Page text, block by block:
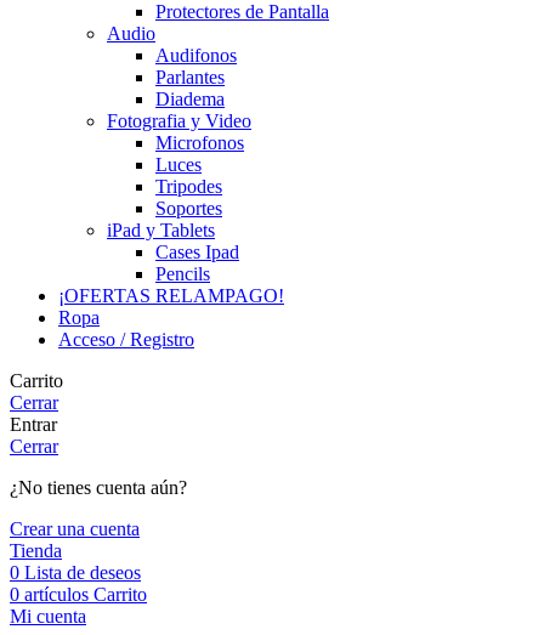
Protectores de Pantalla
Audio
Audifonos
Parlantes
Diadema
Fotografia y Video
Microfonos
Luces
Tripodes
Soportes
iPad y Tablets
Cases Ipad
Pencils
¡OFERTAS RELAMPAGO!
Ropa
Acceso / Registro
Carrito
Cerrar
Entrar
Cerrar
¿No tienes cuenta aún?
Crear una cuenta
Tienda
0 Lista de deseos
0 artículos Carrito
Mi cuenta